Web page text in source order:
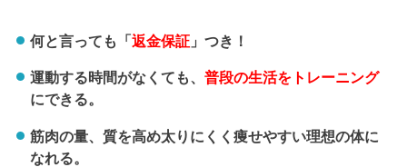
何と言っても「返金保証」つき！
運動する時間がなくても、 普段の生活をトレーニング
にできる。
筋肉の量、質を高め太りにくく痩せやすい理想の体に
なれる。